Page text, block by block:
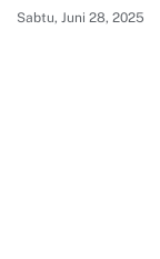
Sabtu, Juni 28, 2025